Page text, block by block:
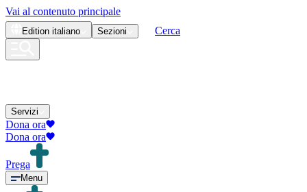
Vai al contenuto principale
Edition italiano Sezioni Cerca
Servizi
Dona ora
Dona ora
Prega
Menu